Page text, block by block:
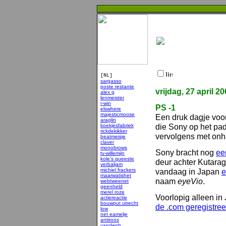
[NL]
sargasso
poste restante
alex g
lenmeister
r-win
elswhere
majesticmoose
araglin
koekjesfabriek
rickdekikker
beatmeisje
claver
monobrows
tv-willemijn
kole's queeste
verbaljam
michiel frackers
maarwatishet
webtweenet
geenheld
merel roze
actiereactie
bouwput utrecht
low
net eamelje
antiroos
vrijdag, 27 april
PS -1
Een druk dagje
die Sony op het
vervolgens met
Sony bracht nog
deur achter
vandaag in Japan
naam eyeVio.
Voorlopig alleen in
de .com